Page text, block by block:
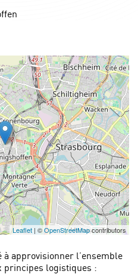
Leaflet | ©OpenStreetMapcontributors
approvisionner l’ensemble
principes logistiques :